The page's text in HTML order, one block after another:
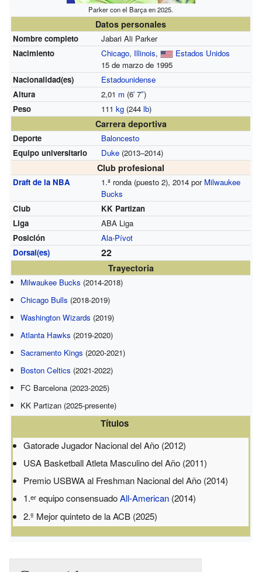
Parker con el Barça en 2025.
Datos personales
Nombre completo
Jabari Ali Parker
Nacimiento
Chicago, Illinois,
Estados Unidos
15 de marzo de 1995
Nacionalidad(es)
Estadounidense
Altura
2,01 m (6′7″)
Peso
111 kg(244 lb)
Carrera deportiva
Deporte
Baloncesto
Equipo universitario
Duke(2013–2014)
Club profesional
Draft de la NBA 1.ª ronda (puesto 2), 2014 por Milwaukee
Bucks
Club
KK Partizan
Liga
ABA Liga
Posición
Ala-Pívot
Dorsal(es)
22
Trayectoria
Milwaukee Bucks (2014-2018)
Chicago Bulls (2018-2019)
Washington Wizards (2019)
Atlanta Hawks (2019-2020)
Sacramento Kings (2020-2021)
Boston Celtics (2021-2022)
FC Barcelona (2023-2025)
KK Partizan (2025-presente)
Títulos
Gatorade Jugador Nacional del Año (2012)
USA Basketball Atleta Masculino del Año (2011)
Premio USBWA al Freshman Nacional del Año (2014)
1.er equipo consensuadoAll-American (2014)
2.º Mejor quinteto de la ACB (2025)